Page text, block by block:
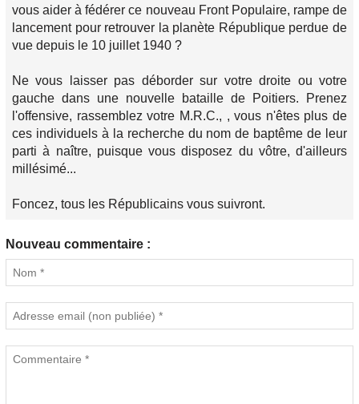
vous aider à fédérer ce nouveau Front Populaire, rampe de
lancement pour retrouver la planète République perdue de
vue depuis le 10 juillet 1940 ?
Ne vous laisser pas déborder sur votre droite ou votre
gauche dans une nouvelle bataille de Poitiers. Prenez
l'offensive, rassemblez votre M.R.C., , vous n'êtes plus de
ces individuels à la recherche du nom de baptême de leur
parti à naître, puisque vous disposez du vôtre, d'ailleurs
millésimé...
Foncez, tous les Républicains vous suivront.
Nouveau commentaire :